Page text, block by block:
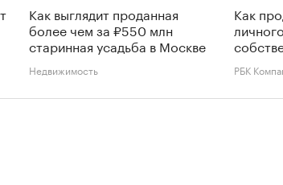
Как выглядит проданная
более чем за ₽550 млн
старинная усадьба в Москве
Недвижимость
Как
РБК